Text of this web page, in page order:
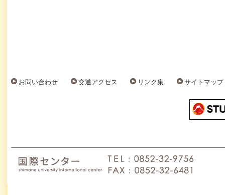
お問い合わせ 交通アクセス リンク集 サイトマップ